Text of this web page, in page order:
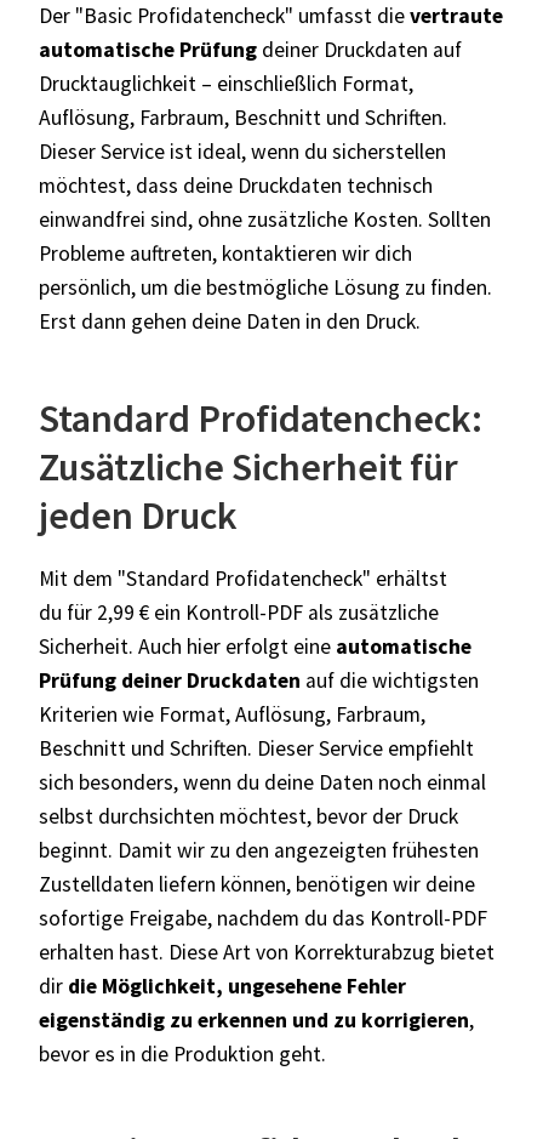
Der "Basic Profidatencheck" umfasst dievertraute
automatische Prüfung deiner Druckdaten auf
Drucktauglichkeit – einschließlich Format,
Auflösung, Farbraum, Beschnitt und Schriften.
Dieser Service ist ideal, wenn du sicherstellen
möchtest, dass deine Druckdaten technisch
einwandfrei sind, ohne zusätzliche Kosten. Sollten
Probleme auftreten, kontaktieren wir dich
persönlich, um die bestmögliche Lösung zu finden.
Erst dann gehen deine Daten in den Druck.
Standard Profidatencheck:
Zusätzliche Sicherheit für
jeden Druck
Mit dem "Standard Profidatencheck" erhältst
du für 2,99 € ein Kontroll-PDF als zusätzliche
Sicherheit. Auch hier erfolgt eine automatische
Prüfung deiner Druckdaten auf die wichtigsten
Kriterien wie Format, Auflösung, Farbraum,
Beschnitt und Schriften. Dieser Service empfiehlt
sich besonders, wenn du deine Daten noch einmal
selbst durchsichten möchtest, bevor der Druck
beginnt. Damit wir zu den angezeigten frühesten
Zustelldaten liefern können, benötigen wir deine
sofortige Freigabe, nachdem du das Kontroll-PDF
erhalten hast. Diese Art von Korrekturabzug bietet
dir die Möglichkeit, ungesehene Fehler
eigenständig zu erkennen und zu korrigieren,
bevor es in die Produktion geht.